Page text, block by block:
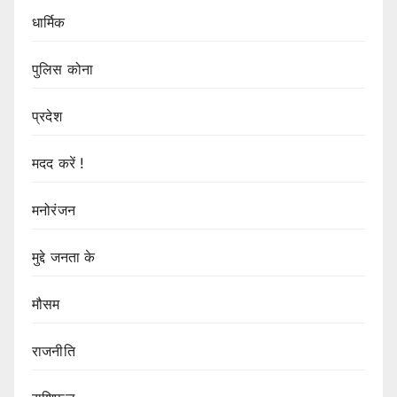
धार्मिक
पुलिस कोना
प्रदेश
मदद करें !
मनोरंजन
मुद्दे जनता के
मौसम
राजनीति